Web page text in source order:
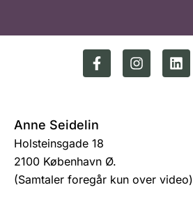
Anne Seidelin
Holsteinsgade 18
2100 København Ø.
(Samtaler foregår kun over video)